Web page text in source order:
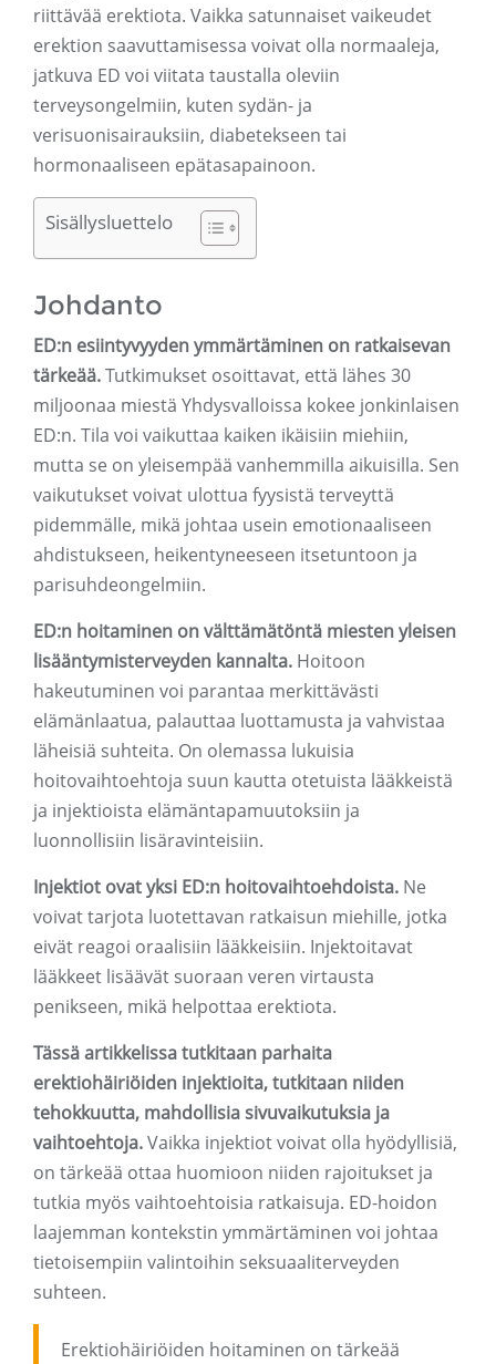
riittävää erektiota. Vaikka satunnaiset vaikeudet
erektion saavuttamisessa voivat olla normaaleja,
jatkuva ED voi viitata taustalla oleviin
terveysongelmiin, kuten sydän- ja
verisuonisairauksiin, diabetekseen tai
hormonaaliseen epätasapainoon.
Sisällysluettelo
Johdanto
ED:n esiintyvyyden ymmärtäminen on ratkaisevan
tärkeää.Tutkimukset osoittavat, että lähes 30
miljoonaa miestä Yhdysvalloissa kokee jonkinlaisen
ED:n. Tila voi vaikuttaa kaiken ikäisiin miehiin,
mutta se on yleisempää vanhemmilla aikuisilla. Sen
vaikutukset voivat ulottua fyysistä terveyttä
pidemmälle, mikä johtaa usein emotionaaliseen
ahdistukseen, heikentyneeseen itsetuntoon ja
parisuhdeongelmiin.
ED:n hoitaminen on välttämätöntä miesten yleisen
lisääntymisterveyden kannalta. Hoitoon
hakeutuminen voi parantaa merkittävästi
elämänlaatua, palauttaa luottamusta ja vahvistaa
läheisiä suhteita. On olemassa lukuisia
hoitovaihtoehtoja suun kautta otetuista lääkkeistä
ja injektioista elämäntapamuutoksiin ja
luonnollisiin lisäravinteisiin.
Injektiot ovat yksi ED:n hoitovaihtoehdoista. Ne
voivat tarjota luotettavan ratkaisun miehille, jotka
eivät reagoi oraalisiin lääkkeisiin. Injektoitavat
lääkkeet lisäävät suoraan veren virtausta
penikseen, mikä helpottaa erektiota.
Tässä artikkelissa tutkitaan parhaita
erektiohäiriöiden injektioita, tutkitaan niiden
tehokkuutta, mahdollisia sivuvaikutuksia ja
vaihtoehtoja.Vaikka injektiot voivat olla hyödyllisiä,
on tärkeää ottaa huomioon niiden rajoitukset ja
tutkia myös vaihtoehtoisia ratkaisuja. ED-hoidon
laajemman kontekstin ymmärtäminen voi johtaa
tietoisempiin valintoihin seksuaaliterveyden
suhteen.
Erektiohäiriöiden hoitaminen on tärkeää